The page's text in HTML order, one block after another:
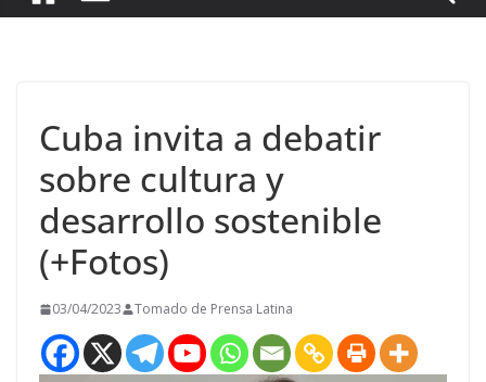
Cuba invita a debatir
sobre cultura y
desarrollo sostenible
(+Fotos)
03/04/2023 Tomado de Prensa Latina